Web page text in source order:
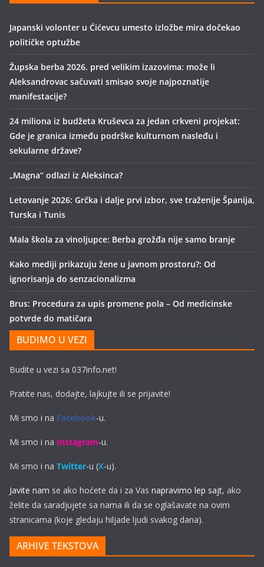
Japanski volonter u Ćićevcu umesto izložbe mira dočekao
političke optužbe
Župska berba 2026. pred velikim izazovima: može li
Aleksandrovac sačuvati smisao svoje najpoznatije
manifestacije?
24 miliona iz budžeta Kruševca za jedan crkveni projekat:
Gde je granica između podrške kulturnom nasleđu i
sekularne države?
„Magna“ odlazi iz Aleksinca?
Letovanje 2026: Grčka i dalje prvi izbor, sve traženije Španija,
Turska i Tunis
Mala škola za vinoljupce: Berba grožđa nije samo branje
Kako mediji prikazuju žene u javnom prostoru?: Od
ignorisanja do senzacionalizma
Brus: Procedura za upis promene pola – Od medicinske
potvrde do matičara
BUDIMO U VEZI
Budite u vezi sa 037info.net!
Pratite nas, dodajte, lajkujte ili se prijavite!
Mi smo i na Facebook-u.
Mi smo i na Instagram-u.
Mi smo i na Twitter-u (X-u).
Javite nam se ako hoćete da i za Vas napravimo lep sajt, ako
želite da saradjujete sa nama ili da se oglašavate na ovim
stranicama (koje gledaju hiljade ljudi svakog dana).
ARHIVE TEKSTOVA